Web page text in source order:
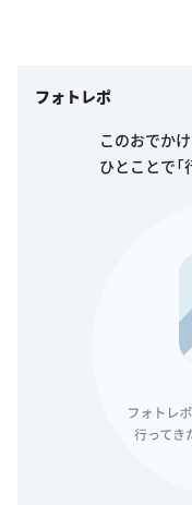
フォトレポ
このおでか
ひとことで「